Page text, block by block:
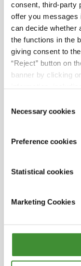
consent, third-party
offer you messages
can decide whether
the functions in the
giving consent to
“Reject” button on
banner by clicking
Selection
Necessary cookies
Preference cookies
Statistical cookies
Marketing Cookies
instructive que
Les
Barbara
Roger Kerr
Jeff Moyer
Cristina
Les
biologique